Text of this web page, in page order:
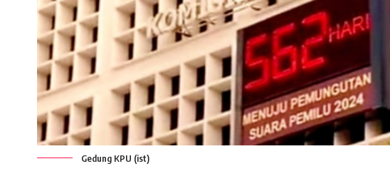
Gedung KPU (ist)